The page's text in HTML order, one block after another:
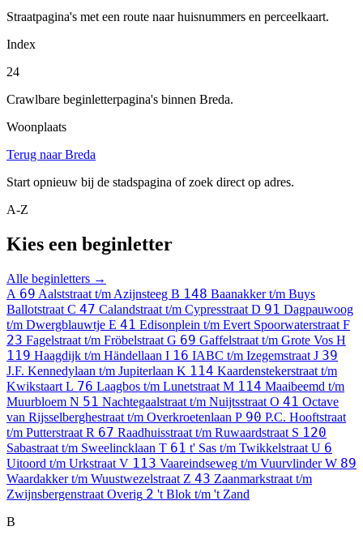
Straatpagina's met een route naar huisnummers en perceelkaart.
Index
24
Crawlbare beginletterpagina's binnen Breda.
Woonplaats
Terug naar Breda
Start opnieuw bij de stadspagina of zoek direct op adres.
A-Z
Kies een beginletter
Alle beginletters →
A 69 Aalststraat t/m Azijnsteeg B 148 Baanakker t/m Buys
Ballotstraat C 47 Calandstraat t/m Cypresstraat D 91 Dagpauwoog
t/m Dwergblauwtje E 41 Edisonplein t/m Evert Spoorwaterstraat F
23 Fagelstraat t/m Fröbelstraat G 69 Gaffelstraat t/m Grote Vos H
119 Haagdijk t/m Händellaan I 16 IABC t/m Izegemstraat J 39
J.F. Kennedylaan t/m Jupiterlaan K 114 Kaardenstekerstraat t/m
Kwikstaart L 76 Laagbos t/m Lunetstraat M 114 Maaibeemd t/m
Muurbloem N 51 Nachtegaalstraat t/m Nuijtsstraat O 41 Octave
van Rijsselberghestraat t/m Overkroetenlaan P 90 P.C. Hooftstraat
t/m Putterstraat R 67 Raadhuisstraat t/m Ruwaardstraat S 120
Sabastraat t/m Sweelincklaan T 61 t' Sas t/m Twikkelstraat U 6
Uitoord t/m Urkstraat V 113 Vaareindseweg t/m VuurvlinderW 89
Waardakker t/m Wuustwezelstraat Z 43 Zaanmarkstraat t/m
Zwijnsbergenstraat Overig 2 't Blok t/m 't Zand
B